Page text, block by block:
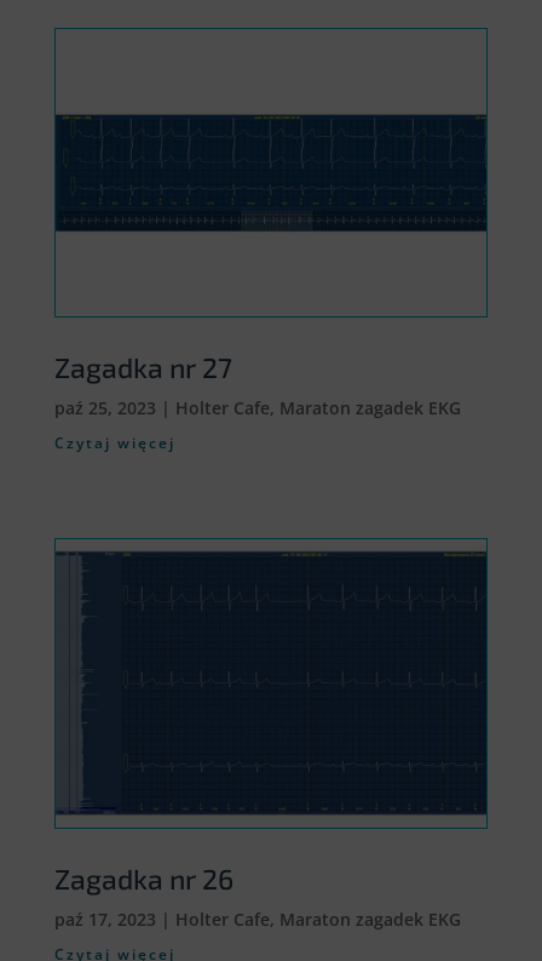
Zagadka nr 27
paź 25, 2023 | Holter Cafe, Maraton zagadek EKG
Czytaj więcej
Zagadka nr 26
paź 17, 2023 | Holter Cafe, Maraton zagadek EKG
Czytaj więcej